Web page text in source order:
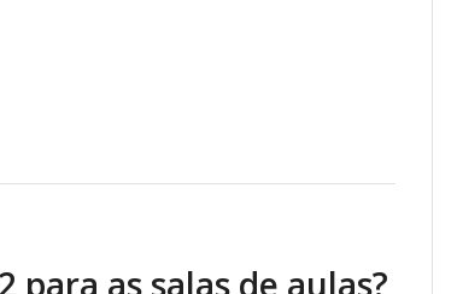
para as salas de aulas?